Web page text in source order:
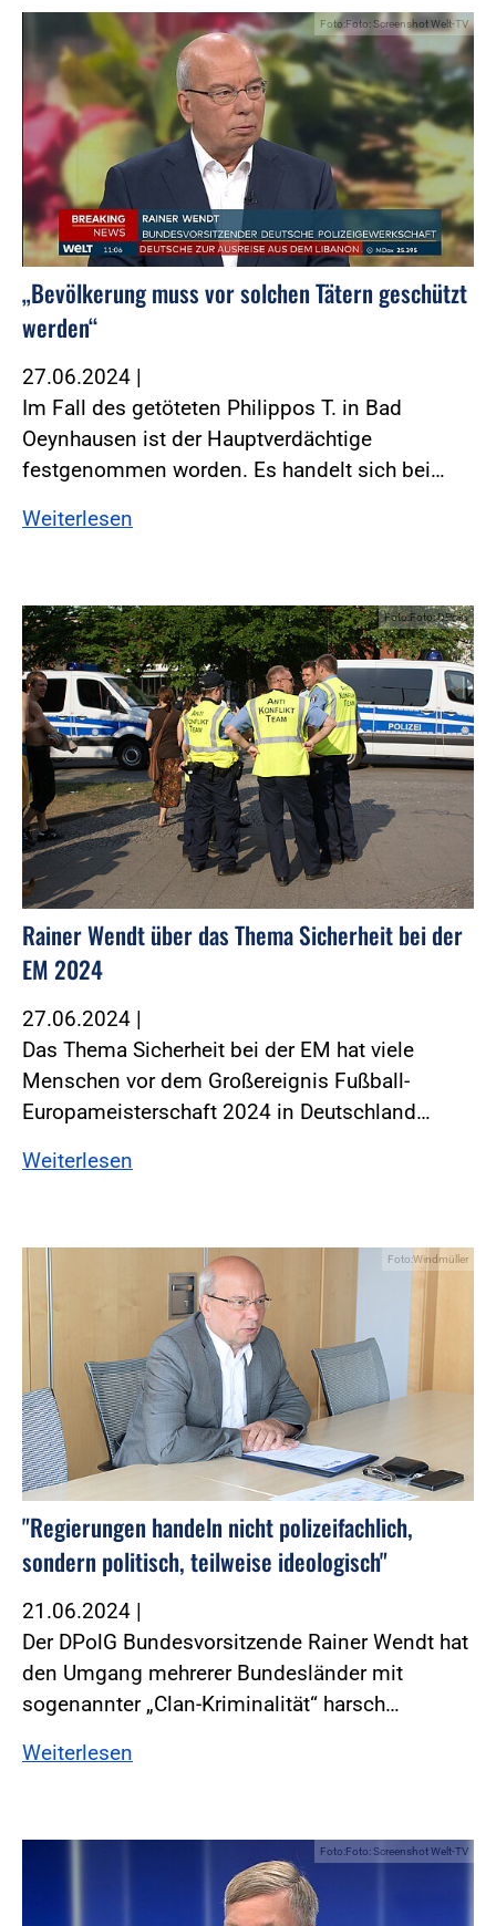
Foto:Foto: Screenshot Welt-TV
„Bevölkerung muss vor solchen Tätern geschützt
werden“
27.06.2024 |
Im Fall des getöteten Philippos T. in Bad
Oeynhausen ist der Hauptverdächtige
festgenommen worden. Es handelt sich bei…
Weiterlesen
Foto:Foto: DPolG
Rainer Wendt über das Thema Sicherheit bei der
EM 2024
27.06.2024 |
Das Thema Sicherheit bei der EM hat viele
Menschen vor dem Großereignis Fußball-
Europameisterschaft 2024 in Deutschland…
Weiterlesen
Foto:Windmüller
"Regierungen handeln nicht polizeifachlich,
sondern politisch, teilweise ideologisch"
21.06.2024 |
Der DPolG Bundesvorsitzende Rainer Wendt hat
den Umgang mehrerer Bundesländer mit
sogenannter „Clan-Kriminalität“ harsch…
Weiterlesen
Foto:Foto: Screenshot Welt-TV